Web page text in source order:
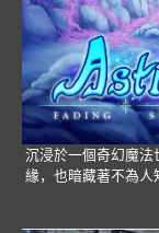
沉浸於一個奇幻魔法
緣，也暗藏著不為